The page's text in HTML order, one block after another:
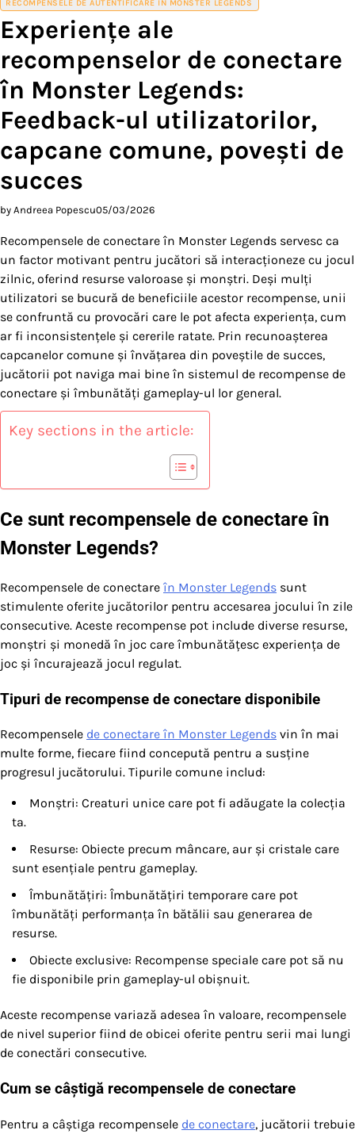
RECOMPENSELE DE AUTENTIFICARE ÎN MONSTER LEGENDS
Experiențe ale
recompenselor de conectare
în Monster Legends:
Feedback-ul utilizatorilor,
capcane comune, povești de
succes
by Andreea Popescu05/03/2026
Recompensele de conectare în Monster Legends servesc ca
un factor motivant pentru jucători să interacționeze cu jocul
zilnic, oferind resurse valoroase și monștri. Deși mulți
utilizatori se bucură de beneficiile acestor recompense, unii
se confruntă cu provocări care le pot afecta experiența, cum
ar fi inconsistențele și cererile ratate. Prin recunoașterea
capcanelor comune și învățarea din poveștile de succes,
jucătorii pot naviga mai bine în sistemul de recompense de
conectare și îmbunătăți gameplay-ul lor general.
Key sections in the article:
Ce sunt recompensele de conectare în
Monster Legends?
Recompensele de conectare în Monster Legends sunt
stimulente oferite jucătorilor pentru accesarea jocului în zile
consecutive. Aceste recompense pot include diverse resurse,
monștri și monedă în joc care îmbunătățesc experiența de
joc și încurajează jocul regulat.
Tipuri de recompense de conectare disponibile
Recompensele de conectare în Monster Legends vin în mai
multe forme, fiecare fiind concepută pentru a susține
progresul jucătorului. Tipurile comune includ:
Monștri: Creaturi unice care pot fi adăugate la colecția
ta.
Resurse: Obiecte precum mâncare, aur și cristale care
sunt esențiale pentru gameplay.
Îmbunătățiri: Îmbunătățiri temporare care pot
îmbunătăți performanța în bătălii sau generarea de
resurse.
Obiecte exclusive: Recompense speciale care pot să nu
fie disponibile prin gameplay-ul obișnuit.
Aceste recompense variază adesea în valoare, recompensele
de nivel superior fiind de obicei oferite pentru serii mai lungi
de conectări consecutive.
Cum se câștigă recompensele de conectare
Pentru a câștiga recompensele de conectare, jucătorii trebuie